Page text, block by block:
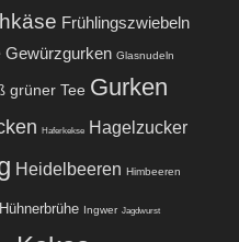
Frühlingszwiebeln
Gewürzgurken Glasnudeln
grüner Tee Gurken
Haferkekse Hagelzucker
Heidelbeeren Himbeeren
Hühnerbrühe Ingwer Jagdwurst